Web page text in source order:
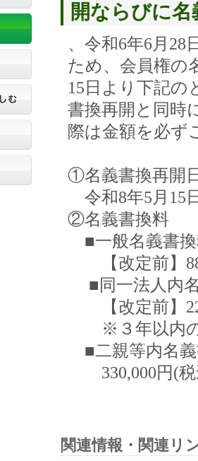
開ならびに
、令和6年6月
ため、会員権の
15日より下記の
書換再開と同時
際は金額を必ず
①名義書換再開
令和8年5月15
②名義書換料
■一般名義書
【改定前】
■同一法人内
【改定前】
※３年以内の
■二親等内名義
330,000円(税
関連情報・関連リ